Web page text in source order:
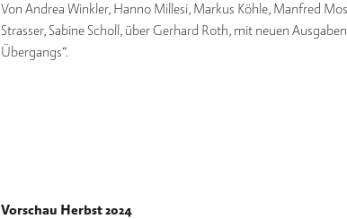
Von Andrea Winkler, Hanno Millesi, Markus Köhle, Manfred
Strasser, Sabine Scholl, über Gerhard Roth, mit neuen
Übergangs“.
Vorschau Herbst 2024